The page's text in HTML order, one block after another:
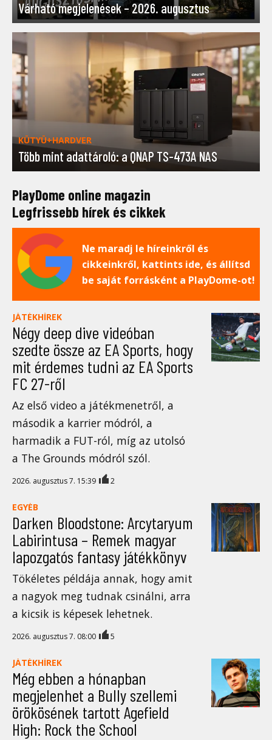
Várható megjelenések – 2026. augusztus
KÜTYÜ+HARDVER
Több mint adattároló: a QNAP TS-473A NAS
PlayDome online magazin
Legfrissebb hírek és cikkek
Ne maradj le híreinkről és
cikkeinkről, kattints ide, és állítsd
be saját forrásként a PlayDome-ot!
JÁTÉKHÍREK
Négy deep dive videóban
szedte össze az EA Sports, hogy
mit érdemes tudni az EA Sports
FC 27-ről
Az első video a játékmenetről, a
második a karrier módról, a
harmadik a FUT-ról, míg az utolsó
a The Grounds módról szól.
2026. augusztus 7. 15:39 2
EGYÉB
Darken Bloodstone: Arcytaryum
Labirintusa – Remek magyar
lapozgatós fantasy játékkönyv
Tökéletes példája annak, hogy amit
a nagyok meg tudnak csinálni, arra
a kicsik is képesek lehetnek.
2026. augusztus 7. 08:00 5
JÁTÉKHÍREK
Még ebben a hónapban
megjelenhet a Bully szellemi
örökösének tartott Agefield
High: Rock the School